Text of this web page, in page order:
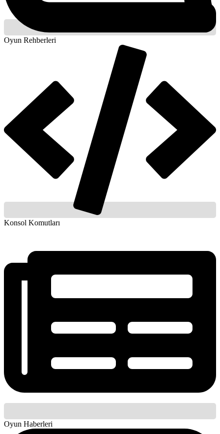
Oyun Rehberleri
Konsol Komutları
Oyun Haberleri